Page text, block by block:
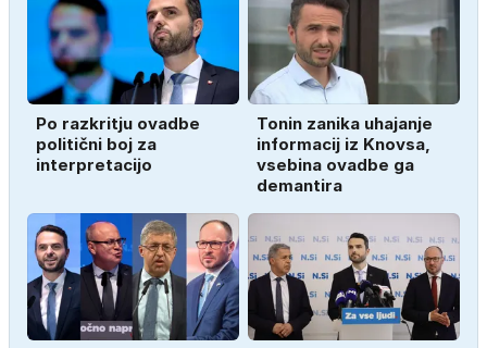
Po razkritju ovadbe
politični boj za
interpretacijo
Tonin zanika uhajanje
informacij iz Knovsa,
vsebina ovadbe ga
demantira